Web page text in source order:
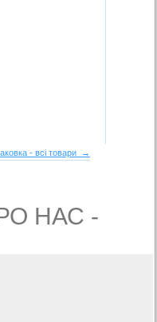
- всі товари →
НАС -